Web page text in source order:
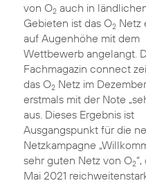
von O2auch in
Gebieten ist das O2Netz
auf Augenhöhe mit dem
Wettbewerb angelangt.
Fachmagazin connect
das O2Netz im
erstmals mit der Note
aus. Dieses Ergebnis ist
Ausgangspunkt für die
Netzkampagne
sehr guten Netz von O2
Mai 2021